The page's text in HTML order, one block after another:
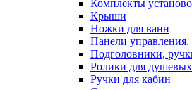
Комплекты
Крыши
Ножки для ванн
Панели управления,
Подголовники,
Ролики для
Ручки для кабин